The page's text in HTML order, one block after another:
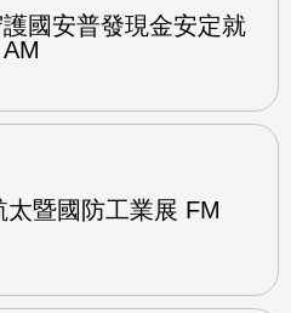
國安普發現金安定就
太暨國防工業展 FM